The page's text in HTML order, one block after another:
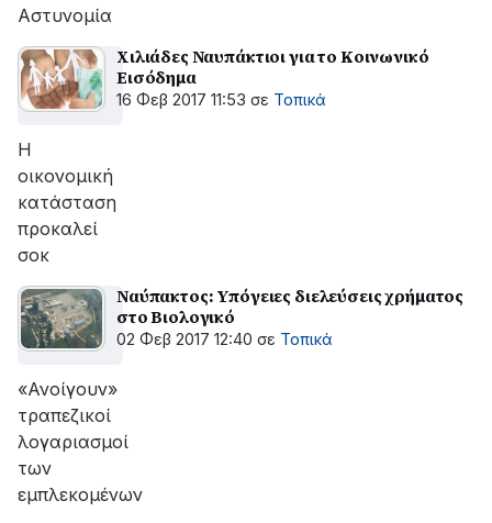
Αστυνομία
Χιλιάδες Ναυπάκτιοι για το Κοινωνικό
Εισόδημα
16 Φεβ 2017 11:53 σε Τοπικά
Η
οικονομική
κατάσταση
προκαλεί
σοκ
Ναύπακτος: Υπόγειες διελεύσεις χρήματος
στο Βιολογικό
02 Φεβ 2017 12:40 σε Τοπικά
«Ανοίγουν»
τραπεζικοί
λογαριασμοί
των
εμπλεκομένων